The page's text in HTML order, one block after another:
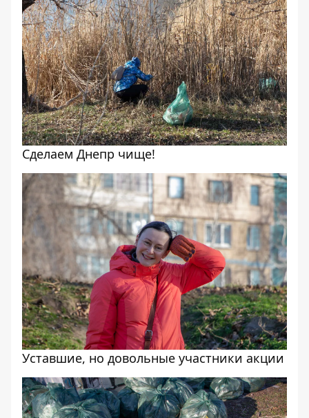
Сделаем Днепр чище!
Уставшие, но довольные участники акции